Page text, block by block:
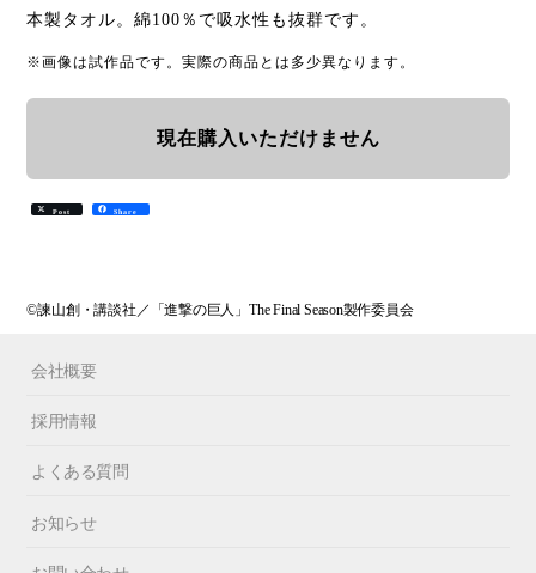
本製タオル。綿100％で吸水性も抜群です。
※画像は試作品です。実際の商品とは多少異なります。
現在購入いただけません
Post Share
©諫山創・講談社／「進撃の巨人」The Final Season製作委員会
会社概要
採用情報
よくある質問
お知らせ